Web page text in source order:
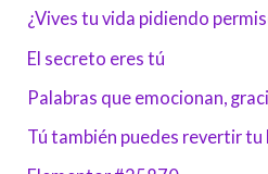
o
r
:
¿Vives tu vida pidiendo
El secreto eres tú
Palabras que emocionan,
Tú también puedes revertir